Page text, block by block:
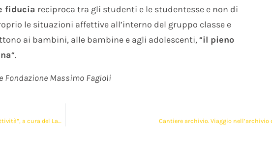
fiducia reciproca tra gli studenti e le studentesse e non di
le situazioni affettive all’interno del gruppo classe e
ai bambini, alle bambine e agli adolescenti, “il pieno
“.
Fondazione Massimo Fagioli
Proseguono le attività del progetto “I ragazzi si intervistano sull’affettività”, a cura del Laboratorio Scuola e Formazione Cantiere archivio. Viaggio